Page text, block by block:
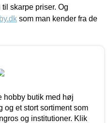
skarpe priser. Og
som man kender fra de
hobby butik med høj
og et stort sortiment som
og institutioner. Klik